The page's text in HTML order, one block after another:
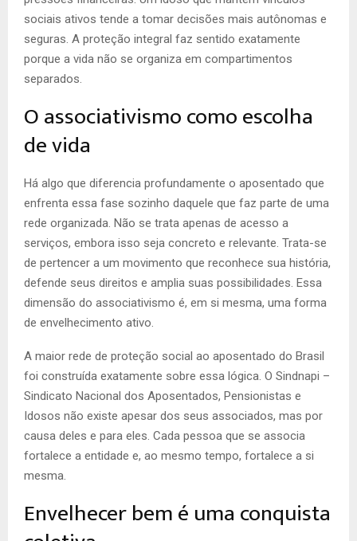
sociais ativos tende a tomar decisões mais autônomas e
seguras. A proteção integral faz sentido exatamente
porque a vida não se organiza em compartimentos
separados.
O associativismo como escolha
de vida
Há algo que diferencia profundamente o aposentado que
enfrenta essa fase sozinho daquele que faz parte de uma
rede organizada. Não se trata apenas de acesso a
serviços, embora isso seja concreto e relevante. Trata-se
de pertencer a um movimento que reconhece sua história,
defende seus direitos e amplia suas possibilidades. Essa
dimensão do associativismo é, em si mesma, uma forma
de envelhecimento ativo.
A maior rede de proteção social ao aposentado do Brasil
foi construída exatamente sobre essa lógica. O Sindnapi –
Sindicato Nacional dos Aposentados, Pensionistas e
Idosos não existe apesar dos seus associados, mas por
causa deles e para eles. Cada pessoa que se associa
fortalece a entidade e, ao mesmo tempo, fortalece a si
mesma.
Envelhecer bem é uma conquista